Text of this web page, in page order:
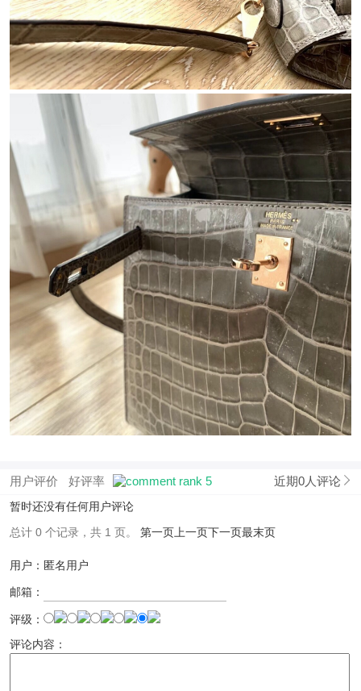
用户评价 好评率 近期0人评论
暂时还没有任何用户评论
总计 0 个记录，共 1 页。 第一页 上一页下一页最末页
用户：匿名用户
邮箱：
评级：
评论内容：